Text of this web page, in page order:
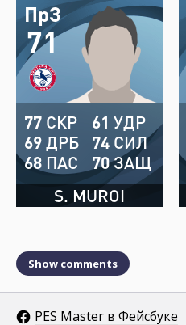
71
ПрЗ
S. MUROI
77 СКР
69ДРБ
68 ПАС
61 УДР
74 СИЛ
70ЗАЩ
Show comments
PES Master в Фейсбуке